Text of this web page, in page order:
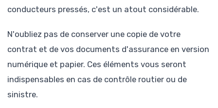
conducteurs pressés, c'est un atout considérable.
N'oubliez pas de conserver une copie de votre
contrat et de vos documents d'assurance en version
numérique et papier. Ces éléments vous seront
indispensables en cas de contrôle routier ou de
sinistre.